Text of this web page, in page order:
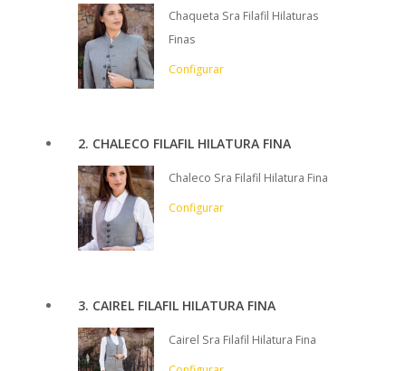
Chaqueta Sra Filafil Hilaturas
Finas
Configurar
2 CHALECO FILAFIL HILATURA FINA
Chaleco Sra Filafil Hilatura Fina
Configurar
3 CAIREL FILAFIL HILATURA FINA
Cairel Sra Filafil Hilatura Fina